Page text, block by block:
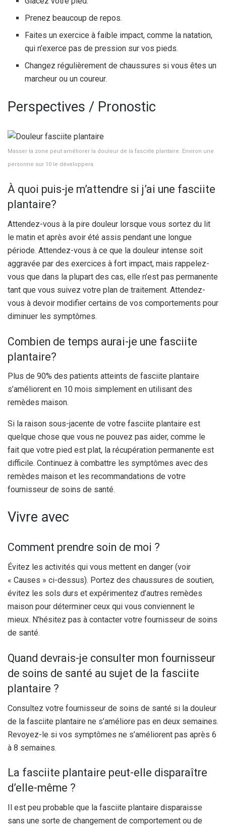
Prenez beaucoup de repos.
Faites un exercice à faible impact, comme la natation,
qui n’exerce pas de pression sur vos pieds.
Changez régulièrement de chaussures si vous êtes un
marcheur ou un coureur.
Perspectives / Pronostic
Masser la zone peut améliorer la douleur de la fasciite plantaire. Environ une
personne sur 10 le développera.
À quoi puis-je m’attendre si j’ai une fasciite
plantaire?
Attendez-vous à la pire douleur lorsque vous sortez du lit
le matin et après avoir été assis pendant une longue
période. Attendez-vous à ce que la douleur intense soit
aggravée par des exercices à fort impact, mais rappelez-
vous que dans la plupart des cas, elle n’est pas permanente
tant que vous suivez votre plan de traitement. Attendez-
vous à devoir modifier certains de vos comportements pour
diminuer les symptômes.
Combien de temps aurai-je une fasciite
plantaire?
Plus de 90% des patients atteints de fasciite plantaire
s’améliorent en 10 mois simplement en utilisant des
remèdes maison.
Si la raison sous-jacente de votre fasciite plantaire est
quelque chose que vous ne pouvez pas aider, comme le
fait que votre pied est plat, la récupération permanente est
difficile. Continuez à combattre les symptômes avec des
remèdes maison et les recommandations de votre
fournisseur de soins de santé.
Vivre avec
Comment prendre soin de moi ?
Évitez les activités qui vous mettent en danger (voir
« Causes » ci-dessus). Portez des chaussures de soutien,
évitez les sols durs et expérimentez d’autres remèdes
maison pour déterminer ceux qui vous conviennent le
mieux. N’hésitez pas à contacter votre fournisseur de soins
de santé.
Quand devrais-je consulter mon fournisseur
de soins de santé au sujet de la fasciite
plantaire ?
Consultez votre fournisseur de soins de santé si la douleur
de la fasciite plantaire ne s’améliore pas en deux semaines.
Revoyez-le si vos symptômes ne s’améliorent pas après 6
à 8 semaines.
La fasciite plantaire peut-elle disparaître
d’elle-même ?
Il est peu probable que la fasciite plantaire disparaisse
sans une sorte de changement de comportement ou de